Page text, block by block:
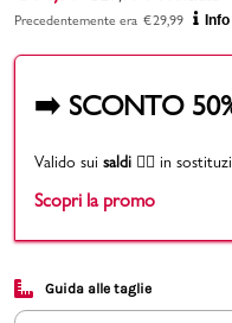
negozi
contatti
Precedentemente era €29,99 Info
➡️ SCONTO
Valido sui saldi 👉🏻 in
Scopri la promo
Guida alle taglie